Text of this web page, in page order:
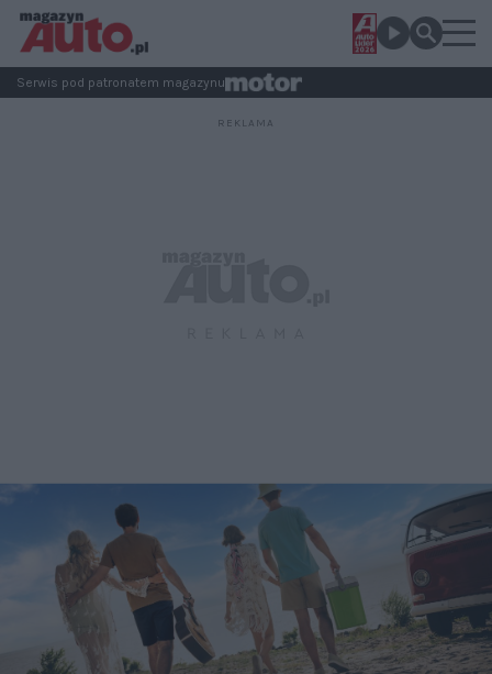
Serwis pod patronatem magazynu